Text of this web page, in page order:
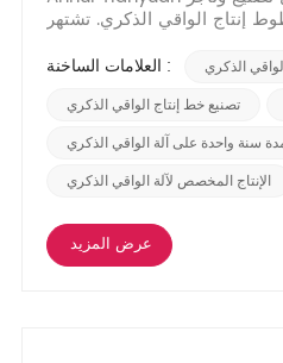
إنتاج الواقي الذكري. تشتهر
الأولى لضمان متانة وطول عمر
العلامات الساخنة :
تصنيع خط إنتاج الواقي الذكري
سنة واحدة على آلة الواقي الذكري
الإنتاج المخصص لآلة الواقي الذكري
عرض المزيد